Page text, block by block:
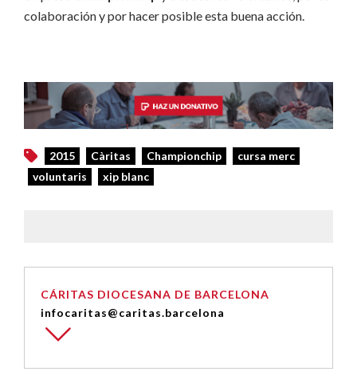
colaboración y por hacer posible esta buena acción.
2015 Càritas Championchip
cursa merc
voluntaris
xip blanc
CÁRITAS DIOCESANA DE BARCELONA
infocaritas@caritas.barcelona